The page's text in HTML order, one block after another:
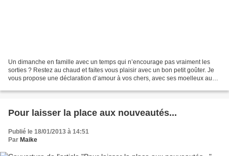
Un dimanche en famille avec un temps qui n’encourage pas vraiment les
sorties ? Restez au chaud et faites vous plaisir avec un bon petit goûter. Je
vous propose une déclaration d’amour à vos chers, avec ses moelleux aux
Pour laisser la place aux nouveautés...
Publié le 18/01/2013 à 14:51
Par Maike